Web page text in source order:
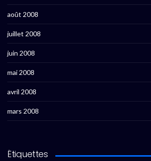
août 2008
juillet 2008
juin 2008
mai 2008
avril 2008
mars 2008
Étiquettes